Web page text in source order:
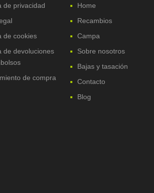
de privacidad
de cookies
de devoluciones
de compra
Home
Recambios
Campa
Sobre nosotros
Bajas y tasación
Contacto
Blog